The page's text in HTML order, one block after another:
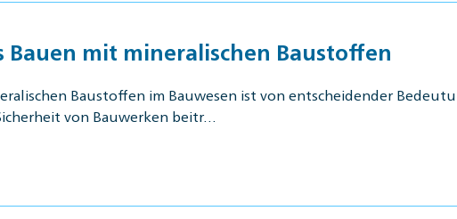
Bauen mit mineralischen Baustoffen
Baustoffen im Bauwesen ist von entscheidender
von Bauwerken beitr…